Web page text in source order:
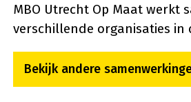
MBO Utrecht Op Maat werkt
verschillende organisaties in
Bekijk andere